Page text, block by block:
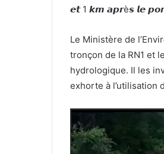
𝙚𝙩 1 𝙠𝙢 𝙖𝙥𝙧è𝙨 𝙡𝙚
Le Ministère de
tronçon de la RN1 et
hydrologique. Il les
exhorte à l’utilisation